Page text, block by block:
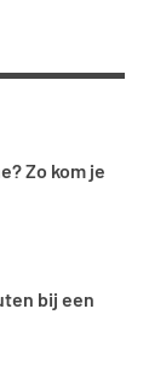
Zo kom je
bij een